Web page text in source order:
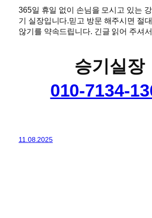
365일 휴일 없이 손님을 모시고 있는
기 실장입니다.믿고 방문 해주시면 절
않기를 약속드립니다. 긴글 읽어 주셔
승기실장
010-7134-
11.08.2025